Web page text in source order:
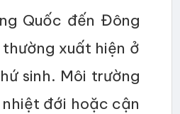
Quốc đến Đông
xuất hiện ở
sinh. Môi trường
đới hoặc cận